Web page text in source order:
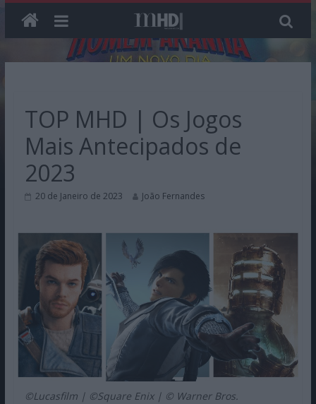
TOP MHD | Os Jogos
Mais Antecipados de
2023
20 de Janeiro de 2023 João Fernandes
©Lucasfilm | ©Square Enix | © Warner Bros.